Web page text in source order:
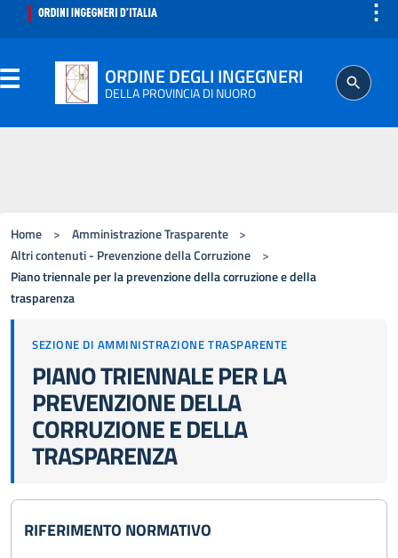
⋮
ORDINE DEGLI INGEGNERI
DELLA PROVINCIA DI NUORO
ISCRITTO
PROFESSIONE
AGGIORNAMENTO PROFESSIONALE
Home > Amministrazione Trasparente
>
Altri contenuti - Prevenzione della Corruzione
>
Piano triennale per la prevenzione della corruzione e della
trasparenza
SEZIONE DI AMMINISTRAZIONE TRASPARENTE
PIANO TRIENNALE PER LA
PREVENZIONE DELLA
CORRUZIONE E DELLA
TRASPARENZA
RIFERIMENTO NORMATIVO